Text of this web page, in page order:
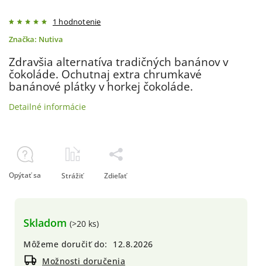
1 hodnotenie
Značka: Nutiva
Skladom (>20 ks)
Môžeme doručiť do:
12.8.2026
Možnosti doručenia
Zdravšia alternatíva tradičných banánov v
čokoláde. Ochutnaj extra chrumkavé
banánové plátky v horkej čokoláde.
Detailné informácie
Opýtať sa Strážiť Zdieľať